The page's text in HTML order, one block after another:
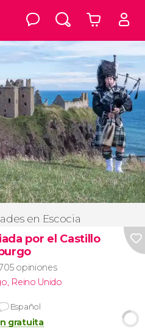
en Escocia
por el Castillo
opiniones
, Reino Unido
Español
gratuita